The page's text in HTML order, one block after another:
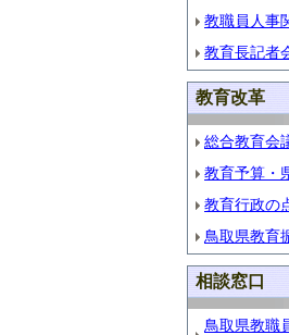
教職員人事
教育長記者
教育改革
総合教育会
教育予算・
教育行政の
鳥取県教育
相談窓口
鳥取県教職